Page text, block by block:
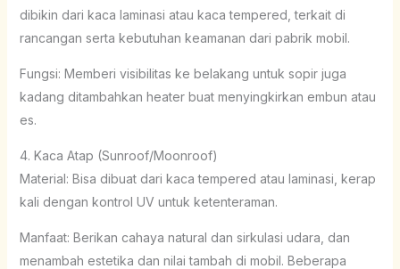
dibikin dari kaca laminasi atau kaca tempered, terkait di
rancangan serta kebutuhan keamanan dari pabrik mobil.
Fungsi: Memberi visibilitas ke belakang untuk sopir juga
kadang ditambahkan heater buat menyingkirkan embun atau
es.
4. Kaca Atap (Sunroof/Moonroof)
Material: Bisa dibuat dari kaca tempered atau laminasi, kerap
kali dengan kontrol UV untuk ketenteraman.
Manfaat: Berikan cahaya natural dan sirkulasi udara, dan
menambah estetika dan nilai tambah di mobil. Beberapa